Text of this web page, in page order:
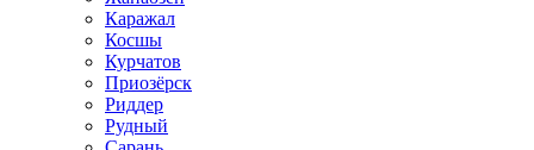
Каражал
Косшы
Курчатов
Приозёрск
Риддер
Рудный